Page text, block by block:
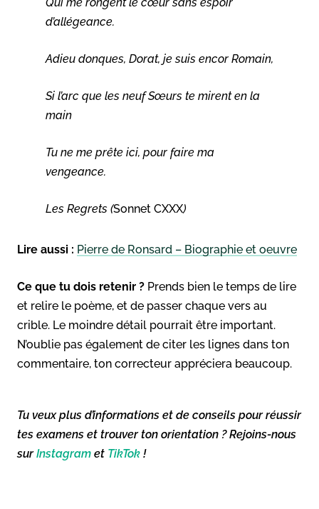
d’allégeance.
Adieu donques, Dorat, je suis encor Romain,
Si l’arc que les neuf Sœurs te mirent en la
main
Tu ne me prête ici, pour faire ma
vengeance.
Les Regrets (Sonnet CXXX)
Lire aussi : Pierre de Ronsard – Biographie et oeuvre
Ce que tu dois retenir ? Prends bien le temps de lire
et relire le poème, et de passer chaque vers au
crible. Le moindre détail pourrait être important.
N’oublie pas également de citer les lignes dans ton
commentaire, ton correcteur appréciera beaucoup.
Tu veux plus d’informations et de conseils pour réussir
tes examens et trouver ton orientation ? Rejoins-nous
surInstagram et TikTok !